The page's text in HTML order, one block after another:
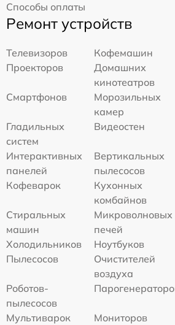
Способы оплаты
Ремонт устройств
Телевизоров
Кофемашин
Проекторов
Домашних
кинотеатров
Смартфонов
Морозильных
камер
Гладильных
систем
Видеостен
Интерактивных
панелей
Вертикальных
пылесосов
Кофеварок
Кухонных
комбайнов
Стиральных
машин
Микроволновых
печей
Холодильников
Ноутбуков
Пылесосов
Очистителей
воздуха
Роботов-
пылесосов
Мультиварок
Мониторов